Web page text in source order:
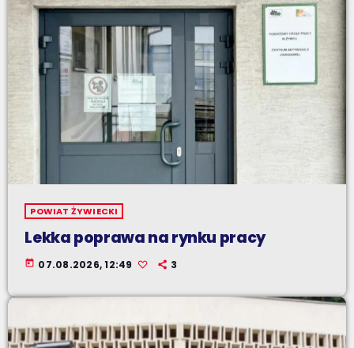
POWIAT ŻYWIECKI
Lekka poprawa na rynku pracy
today 07.08.2026, 12:49 3